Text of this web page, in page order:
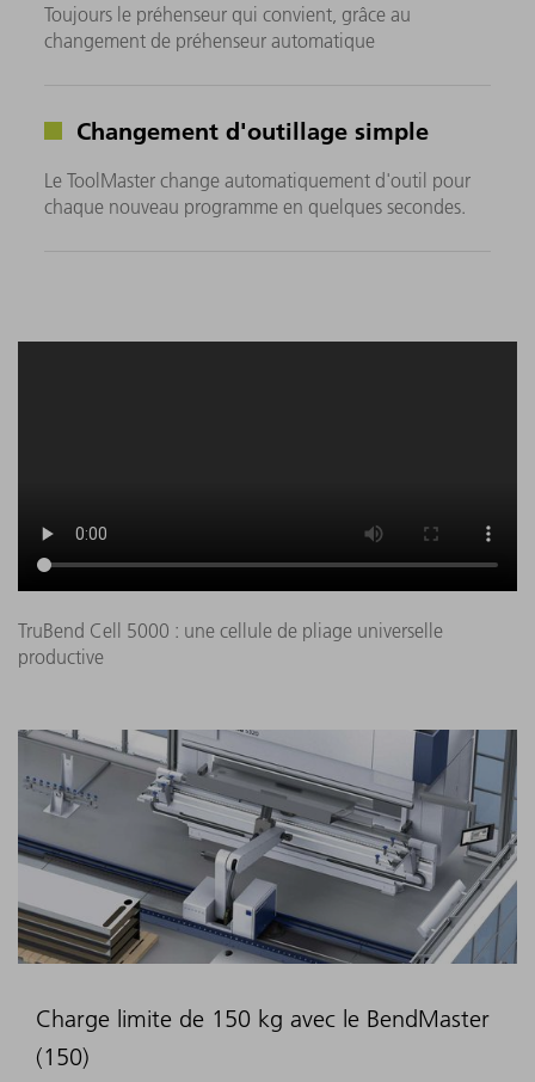
Toujours le préhenseur qui convient, grâce au
changement de préhenseur automatique
Changement d'outillage simple
Le ToolMaster change automatiquement d'outil pour
chaque nouveau programme en quelques secondes.
TruBend Cell 5000 : une cellule de pliage universelle
productive
Charge limite de 150 kg avec le BendMaster
(150)